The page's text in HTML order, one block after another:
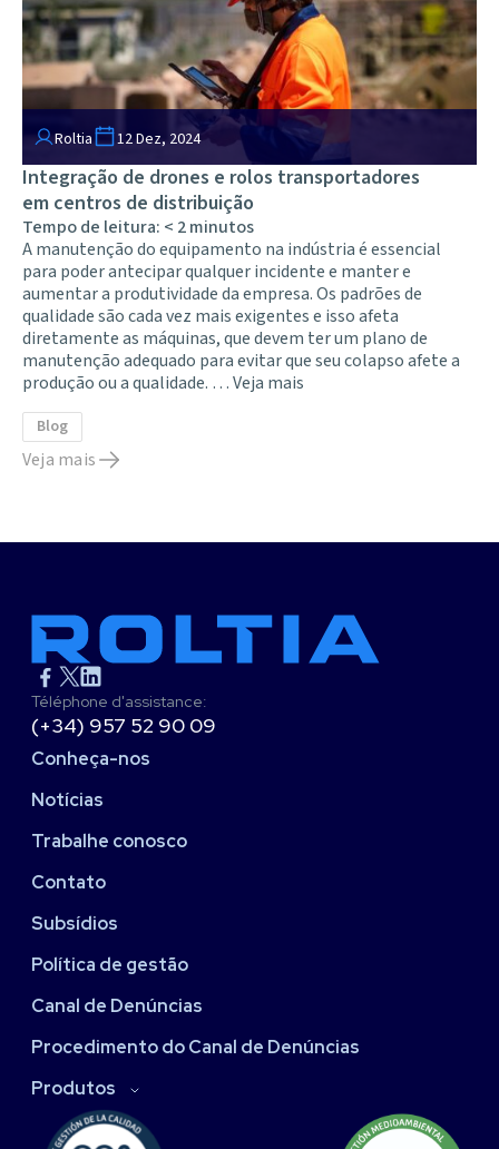
Roltia 12 Dez, 2024
Integração de drones e rolos transportadores
em centros de distribuição
Tempo de leitura: < 2minutos
A manutenção do equipamento na indústria é essencial
para poder antecipar qualquer incidente e manter e
aumentar a produtividade da empresa. Os padrões de
qualidade são cada vez mais exigentes e isso afeta
diretamente as máquinas, que devem ter um plano de
manutenção adequado para evitar que seu colapso afete a
produção ou a qualidade. …Veja mais
Blog
Veja mais
Téléphone d'assistance:
(+34) 957 52 90 09
Conheça-nos
Notícias
Trabalhe conosco
Contato
Subsídios
Política de gestão
Canal de Denúncias
Procedimento do Canal de Denúncias
Produtos